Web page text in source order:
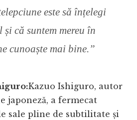
este să înțelegi
că suntem mereu în
cunoaște mai bine.”
Kazuo Ishiguro, autor
japoneză, a fermecat
sale pline de subtilitate și